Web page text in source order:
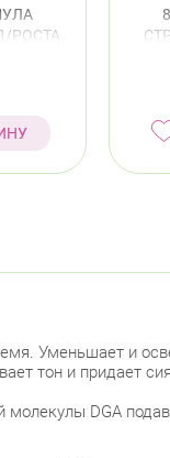
РОСТА
Уменьшает и
тон и придает
DGA